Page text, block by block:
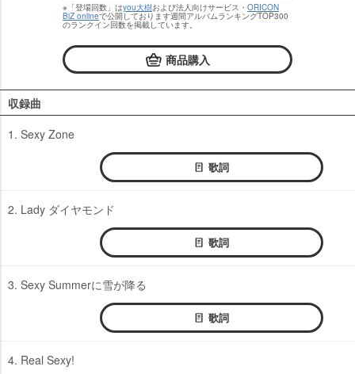
※「登場回数」はyou大樹および法人向けサービス・ ORICON
BiZ onlineで公開しております週間アルバムランキングTOP300
のランクイン回数を掲載しています。
商品購入
収録曲
1. Sexy Zone
歌詞
2. Lady ダイヤモンド
歌詞
3. Sexy Summerに雪が降る
歌詞
4. Real Sexy!